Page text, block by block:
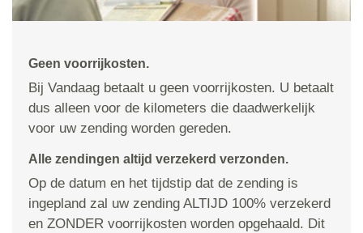
Geen voorrijkosten.
Bij Vandaag betaalt u geen voorrijkosten. U betaalt
dus alleen voor de kilometers die daadwerkelijk
voor uw zending worden gereden.
Alle zendingen altijd verzekerd verzonden.
Op de datum en het tijdstip dat de zending is
ingepland zal uw zending ALTIJD 100% verzekerd
en ZONDER voorrijkosten worden opgehaald. Dit